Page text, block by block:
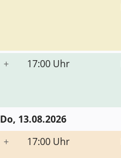
+ 17:00 Uhr
Do, 13.08.2026
+
17:00 Uhr